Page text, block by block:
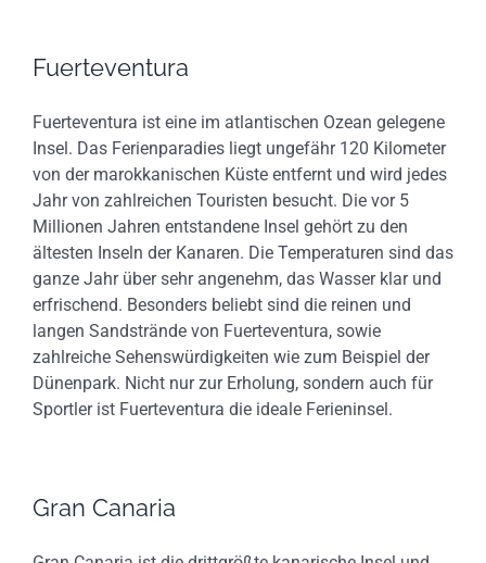
Fuerteventura
Fuerteventura ist eine im atlantischen Ozean gelegene
Insel. Das Ferienparadies liegt ungefähr 120 Kilometer
von der marokkanischen Küste entfernt und wird jedes
Jahr von zahlreichen Touristen besucht. Die vor 5
Millionen Jahren entstandene Insel gehört zu den
ältesten Inseln der Kanaren. Die Temperaturen sind das
ganze Jahr über sehr angenehm, das Wasser klar und
erfrischend. Besonders beliebt sind die reinen und
langen Sandstrände von Fuerteventura, sowie
zahlreiche Sehenswürdigkeiten wie zum Beispiel der
Dünenpark. Nicht nur zur Erholung, sondern auch für
Sportler ist Fuerteventura die ideale Ferieninsel.
Gran Canaria